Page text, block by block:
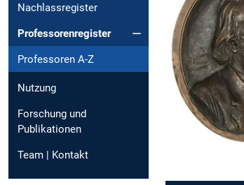
Nachlassregister
Professorenregister
Professoren A-Z
Nutzung
Forschung und
Publikationen
Team | Kontakt